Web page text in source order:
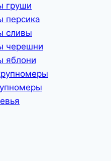
груши
персика
сливы
черешни
яблони